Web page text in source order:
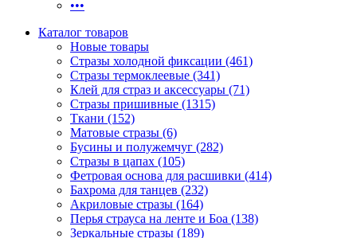
•••
Каталог товаров
Новые товары
Стразы холодной фиксации (461)
Стразы термоклеевые (341)
Клей для страз и аксессуары (71)
Стразы пришивные (1315)
Ткани (152)
Матовые стразы (6)
Бусины и полужемчуг (282)
Стразы в цапах (105)
Фетровая основа для расшивки (414)
Бахрома для танцев (232)
Акриловые стразы (164)
Перья страуса на ленте и Боа (138)
Зеркальные стразы (189)